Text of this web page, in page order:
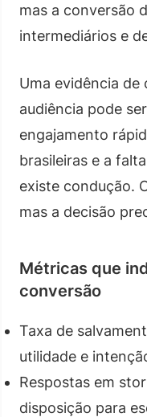
mas a conversão
intermediários e
Uma evidência
audiência pode
engajamento
brasileiras e a
existe condução.
mas a decisão
Métricas que
conversão
Taxa de
utilidade e
Respostas em
disposição para